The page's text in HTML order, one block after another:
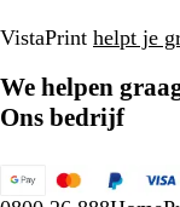
VistaPrint helpt je
We helpen
Ons bedrijf